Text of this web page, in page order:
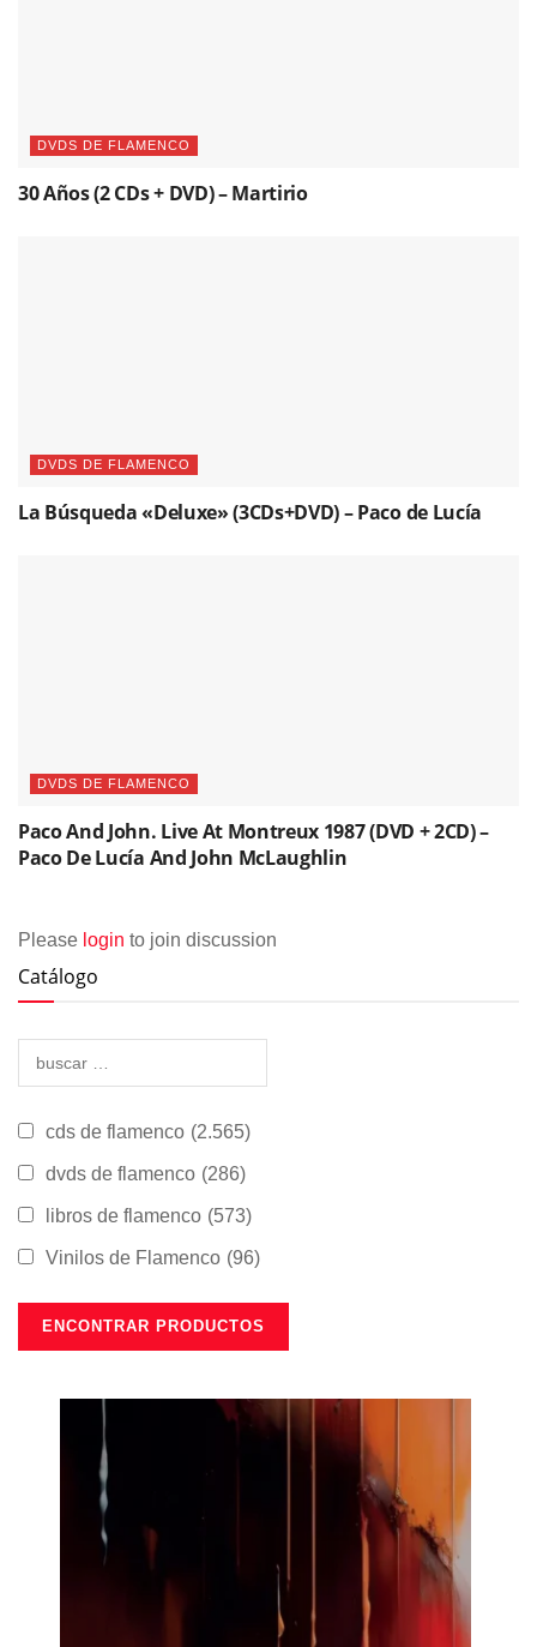
DVDS DE FLAMENCO
30 Años (2 CDs + DVD) – Martirio
DVDS DE FLAMENCO
La Búsqueda «Deluxe» (3CDs+DVD) – Paco de Lucía
DVDS DE FLAMENCO
Paco And John. Live At Montreux 1987 (DVD + 2CD) –
Paco De Lucía And John McLaughlin
Please login to join discussion
Catálogo
cds de flamenco (2.565)
dvds de flamenco (286)
libros de flamenco (573)
Vinilos de Flamenco (96)